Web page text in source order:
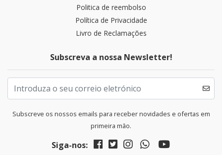
Politica de reembolso
Política de Privacidade
Livro de Reclamações
Subscreva a nossa Newsletter!
Subscreve os nossos emails para receber novidades e ofertas em
primeira mão.
Siga-nos: